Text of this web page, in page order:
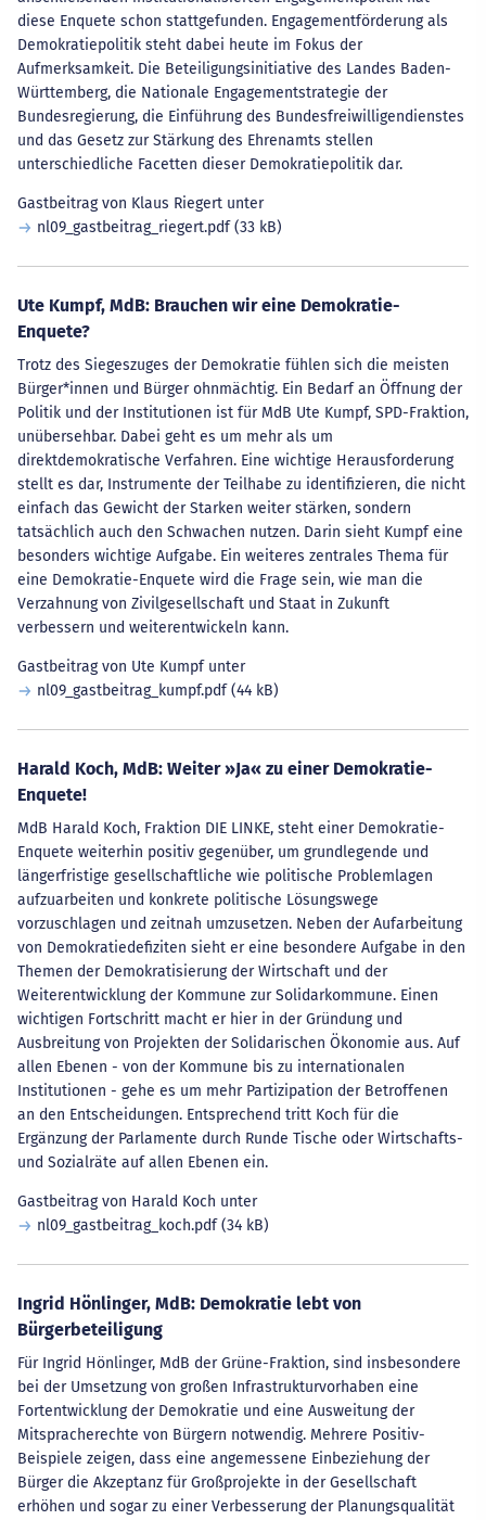
diese Enquete schon stattgefunden. Engagementförderung als
Demokratiepolitik steht dabei heute im Fokus der
Aufmerksamkeit. Die Beteiligungsinitiative des Landes Baden-
Württemberg, die Nationale Engagementstrategie der
Bundesregierung, die Einführung des Bundesfreiwilligendienstes
und das Gesetz zur Stärkung des Ehrenamts stellen
unterschiedliche Facetten dieser Demokratiepolitik dar.
Gastbeitrag von Klaus Riegert unter
nl09_gastbeitrag_riegert.pdf(33 kB)
Ute Kumpf, MdB: Brauchen wir eine Demokratie-
Enquete?
Trotz des Siegeszuges der Demokratie fühlen sich die meisten
Bürger*innen und Bürger ohnmächtig. Ein Bedarf an Öffnung der
Politik und der Institutionen ist für MdB Ute Kumpf, SPD-Fraktion,
unübersehbar. Dabei geht es um mehr als um
direktdemokratische Verfahren. Eine wichtige Herausforderung
stellt es dar, Instrumente der Teilhabe zu identifizieren, die nicht
einfach das Gewicht der Starken weiter stärken, sondern
tatsächlich auch den Schwachen nutzen. Darin sieht Kumpf eine
besonders wichtige Aufgabe. Ein weiteres zentrales Thema für
eine Demokratie-Enquete wird die Frage sein, wie man die
Verzahnung von Zivilgesellschaft und Staat in Zukunft
verbessern und weiterentwickeln kann.
Gastbeitrag von Ute Kumpf unter
nl09_gastbeitrag_kumpf.pdf(44 kB)
Harald Koch, MdB: Weiter »Ja« zu einer Demokratie-
Enquete!
MdB Harald Koch, Fraktion DIE LINKE, steht einer Demokratie-
Enquete weiterhin positiv gegenüber, um grundlegende und
längerfristige gesellschaftliche wie politische Problemlagen
aufzuarbeiten und konkrete politische Lösungswege
vorzuschlagen und zeitnah umzusetzen. Neben der Aufarbeitung
von Demokratiedefiziten sieht er eine besondere Aufgabe in den
Themen der Demokratisierung der Wirtschaft und der
Weiterentwicklung der Kommune zur Solidarkommune. Einen
wichtigen Fortschritt macht er hier in der Gründung und
Ausbreitung von Projekten der Solidarischen Ökonomie aus. Auf
allen Ebenen - von der Kommune bis zu internationalen
Institutionen - gehe es um mehr Partizipation der Betroffenen
an den Entscheidungen. Entsprechend tritt Koch für die
Ergänzung der Parlamente durch Runde Tische oder Wirtschafts-
und Sozialräte auf allen Ebenen ein.
Gastbeitrag von Harald Koch unter
nl09_gastbeitrag_koch.pdf(34 kB)
Ingrid Hönlinger, MdB: Demokratie lebt von
Bürgerbeteiligung
Für Ingrid Hönlinger, MdB der Grüne-Fraktion, sind insbesondere
bei der Umsetzung von großen Infrastrukturvorhaben eine
Fortentwicklung der Demokratie und eine Ausweitung der
Mitspracherechte von Bürgern notwendig. Mehrere Positiv-
Beispiele zeigen, dass eine angemessene Einbeziehung der
Bürger die Akzeptanz für Großprojekte in der Gesellschaft
erhöhen und sogar zu einer Verbesserung der Planungsqualität